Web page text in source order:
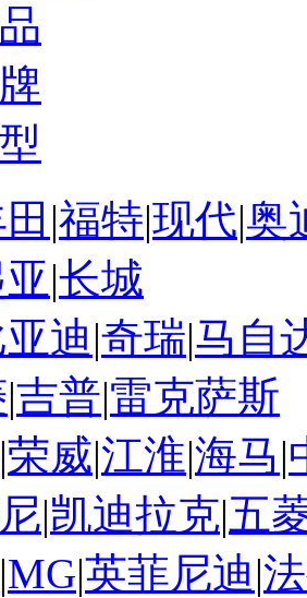
|福特|现代|奥
|长城
亚迪|奇瑞|马自
|吉普|雷克萨斯
|荣威|江淮|海马|
|凯迪拉克|五
|MG|英菲尼迪|